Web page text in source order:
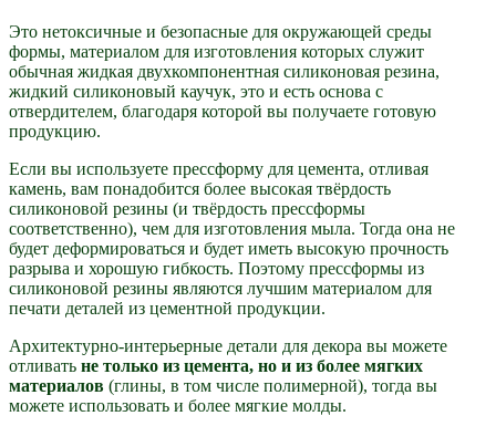
Это нетоксичные и безопасные для окружающей среды
формы, материалом для изготовления которых служит
обычная жидкая двухкомпонентная силиконовая резина,
жидкий силиконовый каучук, это и есть основа с
отвердителем, благодаря которой вы получаете готовую
продукцию.
Если вы используете прессформу для цемента, отливая
камень, вам понадобится более высокая твёрдость
силиконовой резины (и твёрдость прессформы
соответственно), чем для изготовления мыла. Тогда она не
будет деформироваться и будет иметь высокую прочность
разрыва и хорошую гибкость. Поэтому прессформы из
силиконовой резины являются лучшим материалом для
печати деталей из цементной продукции.
Архитектурно-интерьерные детали для декора вы можете
отливать не только из цемента, но и из более мягких
материалов (глины, в том числе полимерной), тогда вы
можете использовать и более мягкие молды.